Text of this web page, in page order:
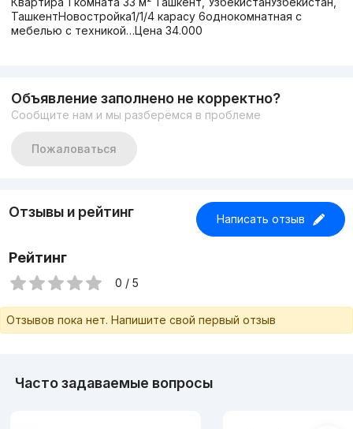
ТашкентНовостройка1/1/4 карасу 6однокомнатная с
мебелью с техникой…Цена 34.000
Объявление заполнено не корректно?
Сообщите нам и мы разберёмся в проблеме
Пожаловаться
Отзывы и рейтинг Написать отзыв
Рейтинг
0 / 5
Отзывов пока нет. Напишите свой первый отзыв
Часто задаваемые вопросы